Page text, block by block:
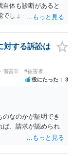
体も診断があると
でしょう。 整骨院へ
る金額は低めに出さ
入れるということも
対する訴訟は
傷害罪 #被害者
役にたった 3
なのかが証明でき
ば、請求が認められ